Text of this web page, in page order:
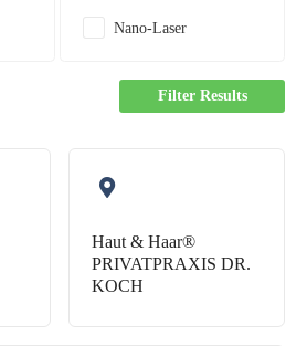
Nano-Laser
Filter Results
Haut & Haar®
PRIVATPRAXIS DR.
KOCH